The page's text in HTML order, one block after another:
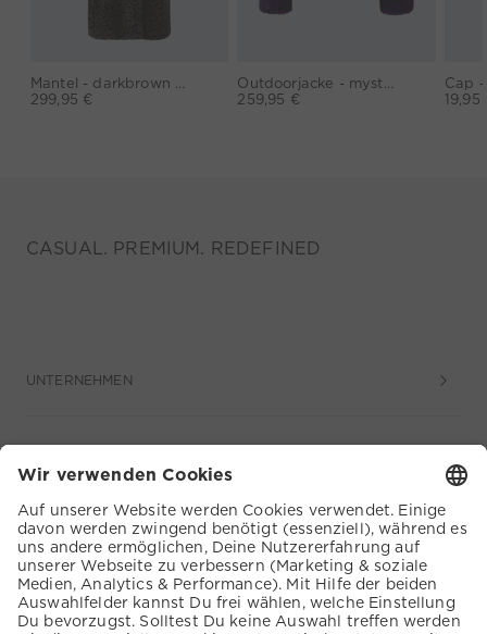
Mantel - darkbrown grey
299,95 €
Outdoorjacke - mysterioso
259,95 €
Cap
19,95
CASUAL. PREMIUM. REDEFINED
UNTERNEHMEN
KUNDENSERVICE